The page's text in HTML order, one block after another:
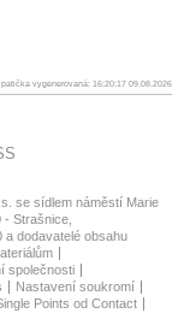
patička vygenerovaná: 16:20:17 09.08.2026
se sídlem náměstí Marie
Strašnice,
a dodavatelé obsahu
společnosti
Nastavení soukromí
Points od Contact